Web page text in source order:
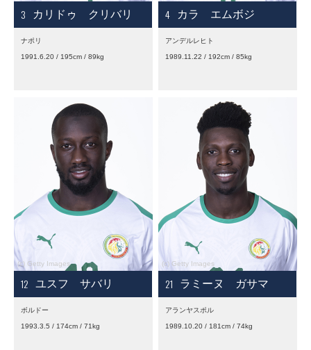
3 カリドゥ クリバリ
ナポリ
1991.6.20 / 195cm / 89kg
4 カラ エムボジ
アンデルレヒト
1989.11.22 / 192cm / 85kg
12 ユスフ サバリ
ボルドー
1993.3.5 / 174cm / 71kg
21 ラミーヌ ガサマ
アランヤスポル
1989.10.20 / 181cm / 74kg